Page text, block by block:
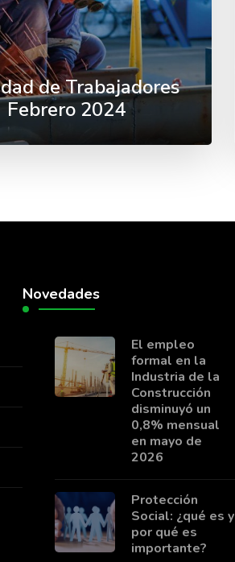
de Trabajadores
Febrero 2024
Novedades
El empleo
formal en la
Industria de la
Construcción
disminuyó un
0,8% mensual
en mayo de
2026
Protección
Social: ¿qué es y
por qué es
importante?